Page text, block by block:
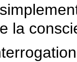
la